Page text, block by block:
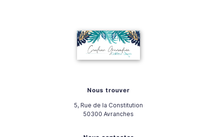
Nous trouver
5, Rue de la Constitution
50300 Avranches